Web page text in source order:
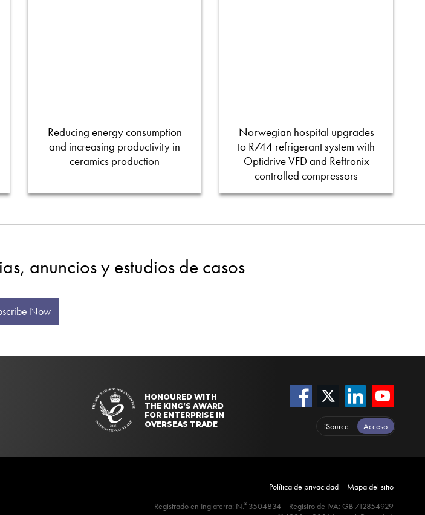
Reducing energy consumption
and increasing productivity in
ceramics production
Norwegian hospital upgrades
to R744 refrigerant system with
Optidrive VFD and Reftronix
controlled compressors
anuncios y estudios de casos
Now
HONOURED WITH
THE KING’S AWARD
FOR ENTERPRISE IN
OVERSEAS TRADE
iSource Acceso
Política de privacidad
Mapa del sitio
Registrado en Inglaterra: N.º 3504834 | Registro de IVA: GB 712854929